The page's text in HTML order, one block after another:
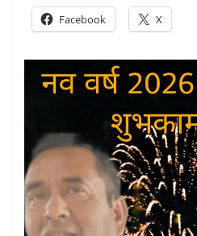
Facebook X